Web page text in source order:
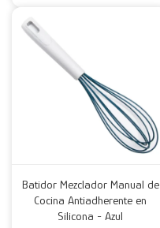
Batidor Mezclador Manual de
Cocina Antiadherente en
Silicona - Azul